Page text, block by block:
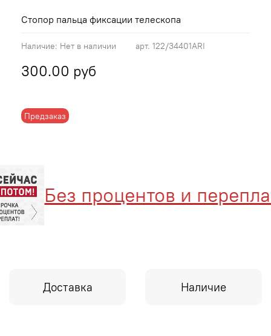
арт. 122/34401ARI
Наличие: Нет в наличии
Предзаказ
300.00 руб
Стопор пальца фиксации телескопа
Без процентов и переплат
Доставка Наличие